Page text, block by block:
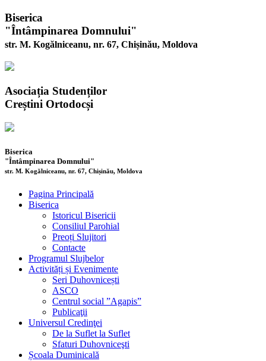
Biserica
"Întâmpinarea Domnului"
str. M. Kogălniceanu, nr. 67, Chișinău, Moldova
Asociația Studenților
Creștini Ortodocși
Biserica
"Întâmpinarea Domnului"
str. M. Kogălniceanu, nr. 67, Chișinău, Moldova
Pagina Principală
Biserica
Istoricul Bisericii
Consiliul Parohial
Preoți Slujitori
Contacte
Programul Slujbelor
Activități și Evenimente
Seri Duhovnicești
ASCO
Centrul social ”Agapis”
Publicaţii
Universul Credinţei
De la Suflet la Suflet
Sfaturi Duhovniceşti
Școala Duminicală